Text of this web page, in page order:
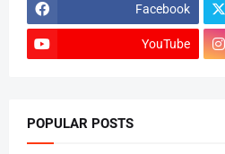
Facebook
YouTube
POPULAR POSTS